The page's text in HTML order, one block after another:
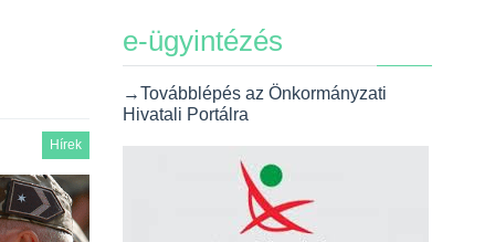
Hírek
e-ügyintézés
→Továbblépés az Önkormányzati
Hivatali Portálra